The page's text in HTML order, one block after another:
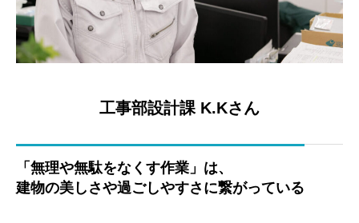
工事部設計課 K.Kさん
「無理や無駄をなくす作業」は、
建物の美しさや過ごしやすさに繋がっている